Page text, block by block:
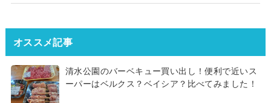
オススメ記事
清水公園のバーベキュー買い出し！便利で近いス
ーパーはベルクス？ベイシア？比べてみました！